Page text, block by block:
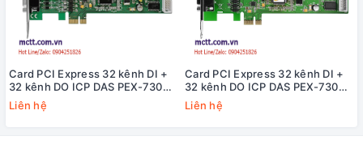
Card PCI Express 32 kênh DI +
32 kênh DO ICP DAS PEX-730A
CR
Liên hệ
Card PCI Express 32 kênh DI +
32 kênh DO ICP DAS PEX-730
CR
Liên hệ